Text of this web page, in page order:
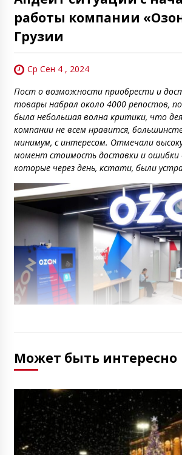
работы компании
Грузии
Ср Сен 4 , 2024
Пост о возможности приобрести и
товары набрал около 4000 репостов,
была небольшая волна критики, что
компании не всем нравится,
минимум, с интересом. Отмечали
момент стоимость доставки и ошибки
которые через день, кстати, были
Может быть интересно